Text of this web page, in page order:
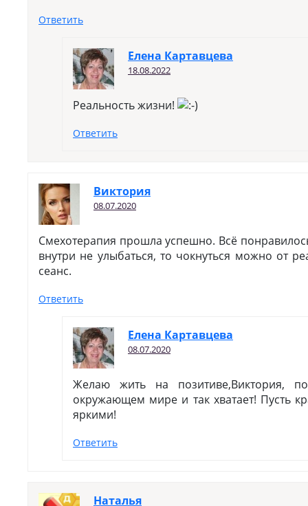
Ответить
Елена Картавцева
18.08.2022
Реальность жизни!
Ответить
Виктория
08.07.2020
Смехотерапия прошла успешно. Всё
внутри не улыбаться, то чокнуться можно от
сеанс.
Ответить
Елена Картавцева
08.07.2020
Желаю жить на позитиве,Виктория,
окружающем мире и так хватает! Пусть
яркими!
Ответить
Наталья